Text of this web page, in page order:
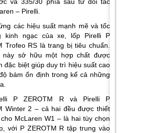
và 335/30 phía sau từ đối tác
– Pirelli.
các hiệu suất mạnh mẽ và tốc
kinh ngạc của xe, lốp Pirelli P
Trofeo RS là trang bị tiêu chuẩn.
này sở hữu một hợp chất được
đặc biệt giúp duy trì hiệu suất cao
bám ổn định trong kể cả những
P ZEROTM R và Pirelli P
Winter 2 – cả hai đều được thiết
McLaren W1 – là hai tùy chọn
với P ZEROTM R tập trung vào